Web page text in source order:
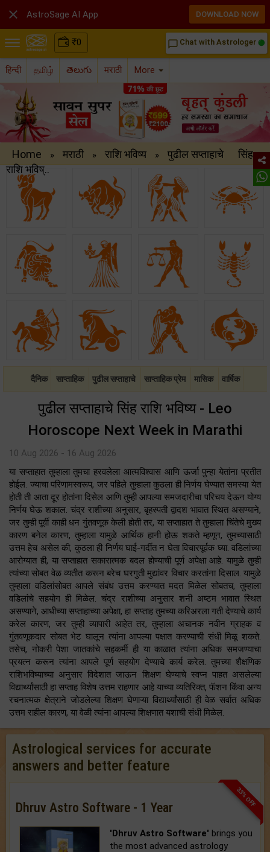
₹0 chat_bubble_outline Chat with Astrologer
हिन्दी தமிழ் తెలుగు मराठी More
Home » मराठी » राशि भविष्य » पुढील सप्ताहाचे
सिंह
राशि भविष्..
दैनिक साप्ताहिक पुढील सप्ताहाचे साप्ताहिक प्रेम मासिक वार्षिक
पुढील सप्ताहाचे सिंह राशि भविष्य - Leo
Horoscope Next Week in Marathi
10 Aug 2026 - 16 Aug 2026
या सप्ताहात तुम्हाला तुमचा हरवलेला आत्मविश्वास आणि ऊर्जा पुन्हा येतांना प्रतीत
होईल. ज्याचा परिणामस्वरूप, जर पहिले तुम्हाला कुठला ही निर्णय घेण्यात समस्या येत
होती ती आता दूर होतांना दिसेल आणि तुम्ही आपल्या समजदारीचा परिचय देऊन योग्य
निर्णय घेऊ शकाल. चंद्र राशीच्या अनुसार, बृहस्पती द्वादश भावात स्थित असण्याने,
जर तुम्ही पूर्वी काही धन गुंतवणूक केली होती तर, या सप्ताहात ते तुम्हाला चिंतेचे मुख्य
कारण बनेल कारण, तुम्हाला यामुळे आर्थिक हानी होऊ शकते म्हणून, तुमच्यासाठी
उत्तम हेच असेल की, कुठला ही निर्णय घाई-गर्दीत न घेता विचारपूर्वक घ्या. वडिलांच्या
आरोग्यात ही, या सप्ताहात सकारात्मक बदल होण्याची पूर्ण अपेक्षा आहे. यामुळे तुम्ही
त्यांच्या सोबत वेळ व्यतीत करून बरेच घरगुती मुद्यांवर विचार करतांना दिसाल. यामुळे
तुम्हाला वडिलांसोबत आपले संबंध उत्तम करण्यात मदत मिळेल सोबतच, तुम्हाला
वडिलांचे सहयोग ही मिळेल. चंद्र राशीच्या अनुसार शनी अष्टम भावात स्थित
असण्याने, आधीच्या सप्ताहाच्या अपेक्षा, हा सप्ताह तुमच्या करिअरला गती देण्याचे कार्य
करेल कारण, जर तुम्ही व्यापारी आहेत तर, तुम्हाला अचानक नवीन ग्राहक व
गुंतवणूकदार सोबत भेट घालून त्यांना आपल्या पक्षात करण्याची संधी मिळू शकते.
तसेच, नोकरी पेशा जातकांचे सहकर्मी ही या काळात त्यांना अधिक समजण्याचा
प्रयत्न करून त्यांना आपले पूर्ण सहयोग देण्याचे कार्य करेल. तुमच्या शैक्षणिक
राशिभविष्याच्या अनुसार विदेशात जाऊन शिक्षण घेण्याचे स्वप्न पाहत असलेल्या
विद्यार्थ्यांसाठी हा सप्ताह विशेष उत्तम राहणार आहे याच्या व्यतिरिक्त, फॅशन किंवा अन्य
रचनात्मक क्षेत्राने जोडलेल्या शिक्षण घेणाऱ्या विद्यार्थ्यांसाठी ही वेळ सर्वात अधिक
उत्तम राहील कारण, या वेळी त्यांना आपल्या शिक्षणात यशाची संधी मिळेल.
Astrological services for accurate
answers and better feature
33% OFF
Dhruv Astro Software - 1 Year
'Dhruv Astro Software' brings you
the most advanced astrology
 AstroSage AI App DOWNLOAD NOW